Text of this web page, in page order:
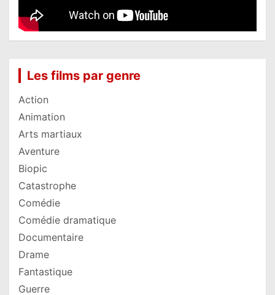
Les films par genre
Action
Animation
Arts martiaux
Aventure
Biopic
Catastrophe
Comédie
Comédie dramatique
Documentaire
Drame
Fantastique
Guerre